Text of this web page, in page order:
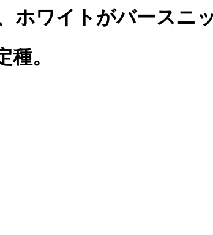
ホワイトがバースニッ
。